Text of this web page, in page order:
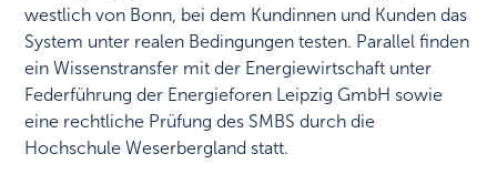
westlich von Bonn, bei dem Kundinnen und Kunden das
System unter realen Bedingungen testen. Parallel finden
ein Wissenstransfer mit der Energiewirtschaft unter
Federführung der Energieforen Leipzig GmbH sowie
eine rechtliche Prüfung des SMBS durch die
Hochschule Weserbergland statt.